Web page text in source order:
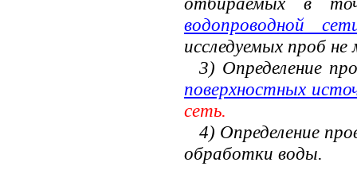
водопроводной
исследуемых проб не
3) Определение
поверхностных
сеть.
4) Определение
обработки воды.